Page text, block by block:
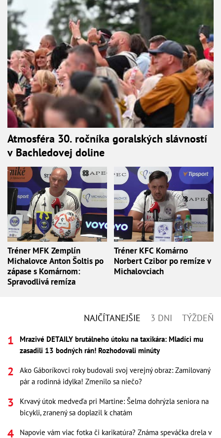
Atmosféra 30. ročníka goralských slávností
v Bachledovej doline
Tréner MFK Zemplín
Michalovce Anton Šoltis po
zápase s Komárnom:
Spravodlivá remíza
Tréner KFC Komárno
Norbert Czibor po remíze v
Michalovciach
NAJČÍTANEJŠIE 3 DNI TÝŽDEŇ
Mrazivé DETAILY brutálneho útoku na taxikára: Mladíci mu
zasadili 13 bodných rán! Rozhodovali minúty
Ako Gáboríkovci roky budovali svoj verejný obraz: Zamilovaný
pár a rodinná idylka! Zmenilo sa niečo?
Krvavý útok medveďa pri Martine: Šelma dohrýzla seniora na
bicykli, zranený sa doplazil k chatám
Napovie vám viac fotka či karikatúra? Známa speváčka drela v